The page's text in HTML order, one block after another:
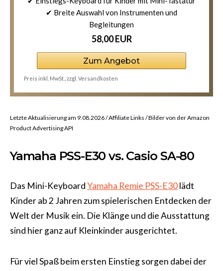
✔ Breite Auswahl von Instrumenten und
Begleitungen
58,00 EUR
Zum Angebot
Preis inkl. MwSt., zzgl. Versandkosten
Letzte Aktualisierung am 9.08.2026 / Affiliate Links / Bilder von der Amazon
Product Advertising API
Yamaha PSS-E30 vs. Casio SA-80
Das Mini-KeyboardYamaha Remie PSS-E30lädt
Kinder ab 2 Jahren zum spielerischen Entdecken der
Welt der Musik ein. Die Klänge und die Ausstattung
sind hier ganz auf Kleinkinder ausgerichtet.
Für viel Spaß beim ersten Einstieg sorgen dabei der